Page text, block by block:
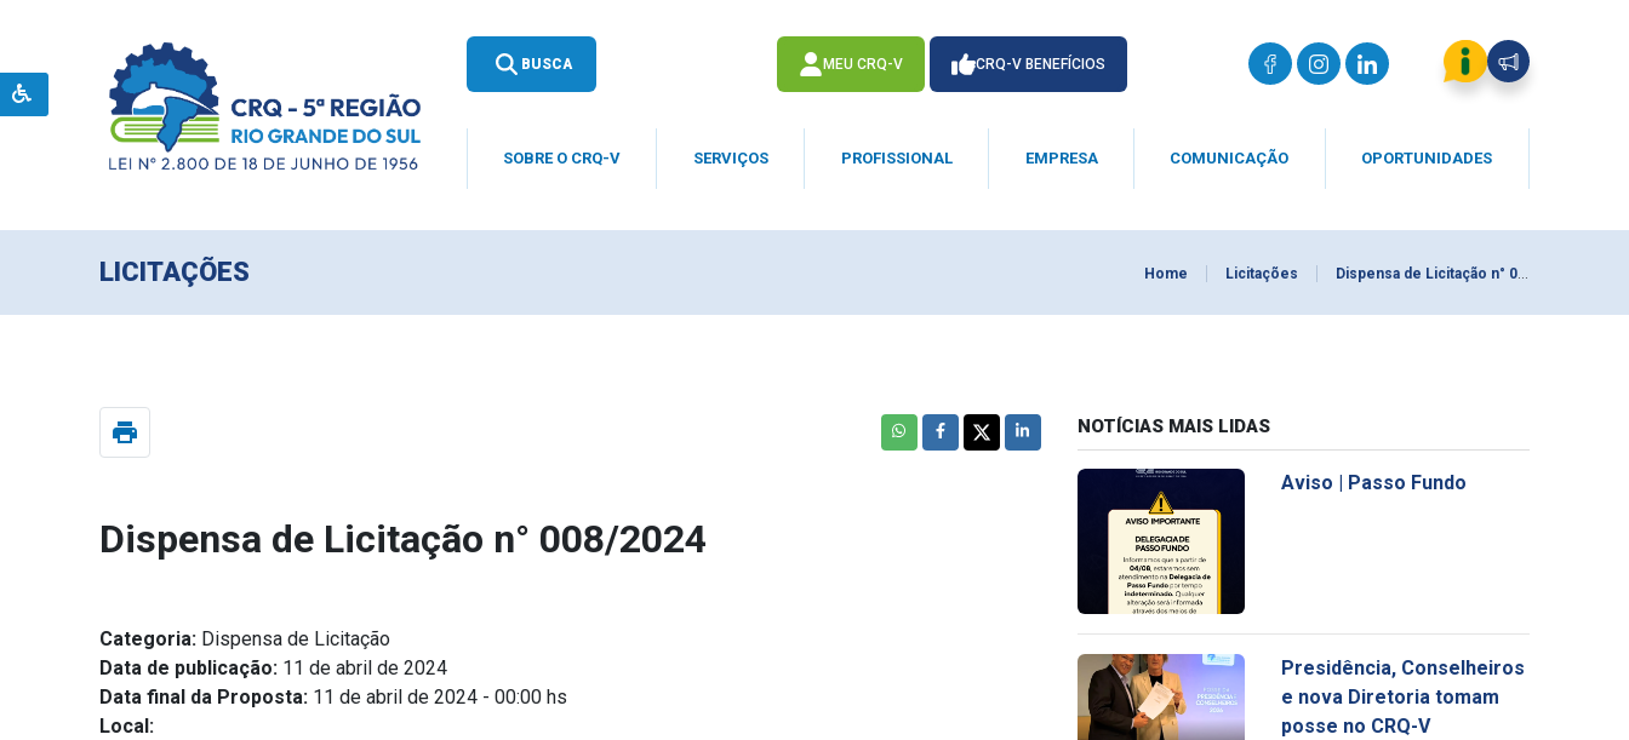
BUSCA MEU CRQ-V CRQ-V BENEFÍCIOS
SOBRE O CRQ-V SERVIÇOS PROFISSIONAL EMPRESA COMUNICAÇÃO OPORTUNIDADES
LICITAÇÕES Home Licitações Dispensa de Licitação n° 008/2024
print
Dispensa de Licitação n° 008/2024
Categoria: Dispensa de Licitação
Data de publicação: 11 de abril de 2024
Data final da Proposta: 11 de abril de 2024 - 00:00 hs
Local:
NOTÍCIAS MAIS LIDAS
Aviso | Passo Fundo
Presidência, Conselheiros
e nova Diretoria tomam
posse no CRQ-V